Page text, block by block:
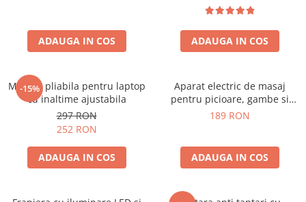
ADAUGA IN COS ADAUGA IN COS
-15%
Masuta pliabila pentru laptop
cu inaltime ajustabila
297 RON
252 RON
ADAUGA IN COS
Aparat electric de masaj
pentru picioare, gambe si
brate
189 RON
ADAUGA IN COS